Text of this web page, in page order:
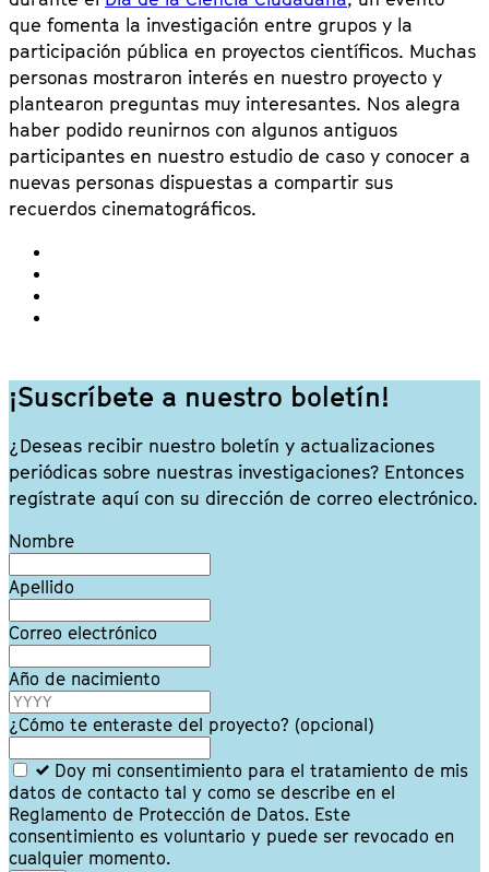
que fomenta la investigación entre grupos y la
participación pública en proyectos científicos. Muchas
personas mostraron interés en nuestro proyecto y
plantearon preguntas muy interesantes. Nos alegra
haber podido reunirnos con algunos antiguos
participantes en nuestro estudio de caso y conocer a
nuevas personas dispuestas a compartir sus
recuerdos cinematográficos.
¡Suscríbete a nuestro boletín!
¿Deseas recibir nuestro boletín y actualizaciones
periódicas sobre nuestras investigaciones? Entonces
regístrate aquí con su dirección de correo electrónico.
Leave
field
blank
Nombre
Apellido
Correo electrónico
Año de nacimiento
¿Cómo te enteraste del proyecto? (opcional)
Doy mi consentimiento para el tratamiento de mis
datos de contacto tal y como se describe en el
Reglamento de Protección de Datos. Este
consentimiento es voluntario y puede ser revocado en
cualquier momento.